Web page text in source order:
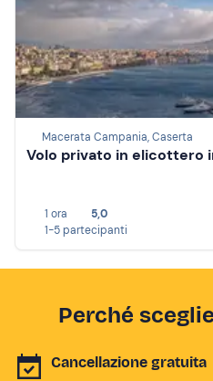
Macerata Campania, Caserta
Volo privato in elicottero
1 ora
5,0
1-5 partecipanti
Perché
Cancellazione gratuita